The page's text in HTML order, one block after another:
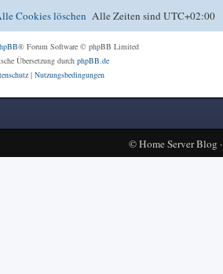
Alle Zeiten sindUTC+02:00
Cookies löschen
® Forum Software © phpBB Limited
Übersetzung durch phpBB.de
| Nutzungsbedingungen
©Home Server Blog